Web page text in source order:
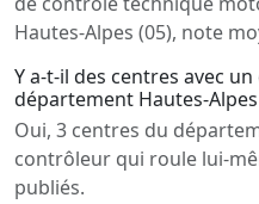
Hautes-Alpes (05), note
Y a-t-il des centres avec
département Hautes-Alpes
Oui, 3 centres du
contrôleur qui roule lui-
publiés.